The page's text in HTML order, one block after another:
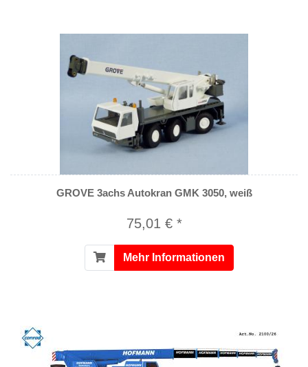
GROVE 3achs Autokran GMK 3050, weiß
75,01 € *
Mehr Informationen